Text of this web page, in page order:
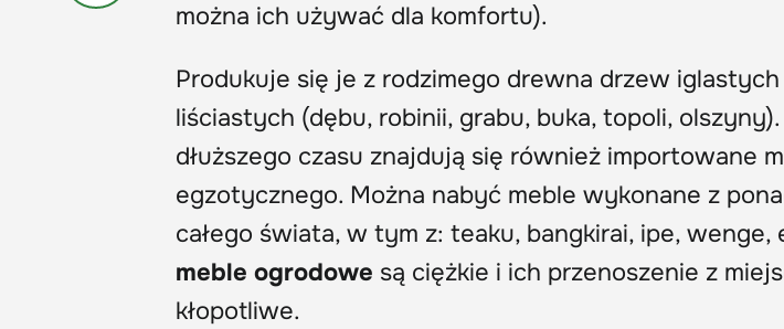
można ich używać dla komfortu).
Produkuje się je z rodzimego drewna drzew
liściastych (dębu, robinii, grabu, buka, topoli,
dłuższego czasu znajdują się również importowane
egzotycznego. Można nabyć meble wykonane z
całego świata, w tym z: teaku, bangkirai, ipe, wenge,
meble ogrodowe są ciężkie i ich przenoszenie z
kłopotliwe.